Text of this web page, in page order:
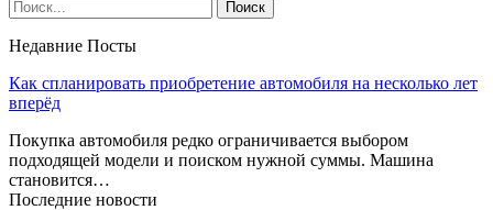
Недавние Посты
Как спланировать приобретение автомобиля на несколько лет
вперёд
Покупка автомобиля редко ограничивается выбором
подходящей модели и поиском нужной суммы. Машина
становится…
Последние новости